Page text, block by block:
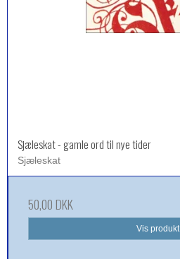
Sjæleskat - gamle ord til nye tider
Sjæleskat
50,00 DKK
Vis produkt